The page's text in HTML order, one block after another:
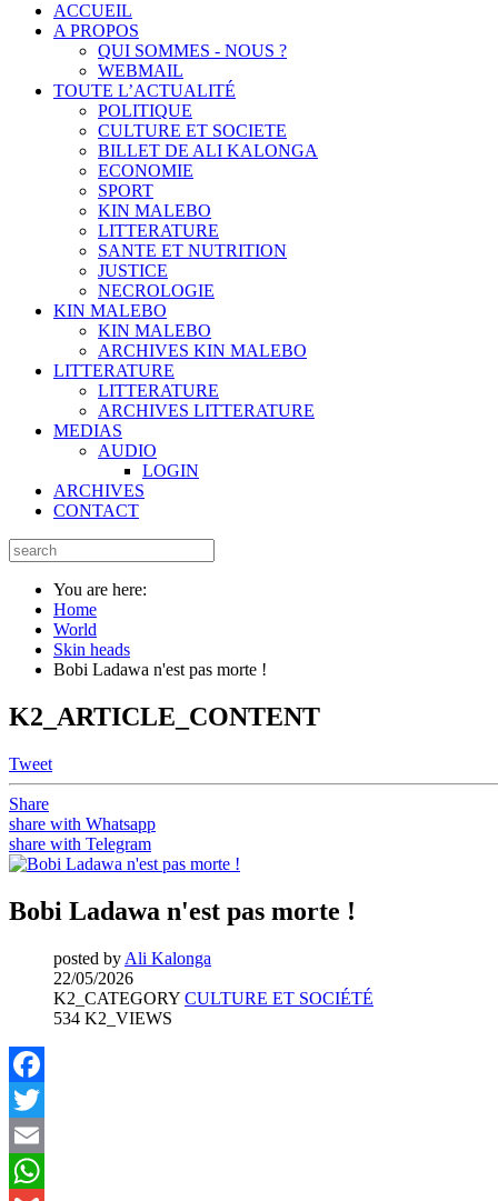
ACCUEIL
A PROPOS
QUI SOMMES - NOUS ?
WEBMAIL
TOUTE L’ACTUALITÉ
POLITIQUE
CULTURE ET SOCIETE
BILLET DE ALI KALONGA
ECONOMIE
SPORT
KIN MALEBO
LITTERATURE
SANTE ET NUTRITION
JUSTICE
NECROLOGIE
KIN MALEBO
KIN MALEBO
ARCHIVES KIN MALEBO
LITTERATURE
LITTERATURE
ARCHIVES LITTERATURE
MEDIAS
AUDIO
LOGIN
ARCHIVES
CONTACT
You are here:
Home
World
Skin heads
Bobi Ladawa n'est pas morte !
K2_ARTICLE_CONTENT
Tweet
Share
share with Whatsapp
share with Telegram
Bobi Ladawa n'est pas morte !
posted by Ali Kalonga
22/05/2026
K2_CATEGORY CULTURE ET SOCIÉTÉ
534 K2_VIEWS
Facebook
Twitter
Email